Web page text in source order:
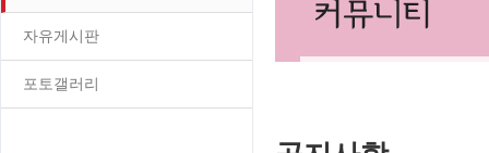
자유게시판
포토갤러리